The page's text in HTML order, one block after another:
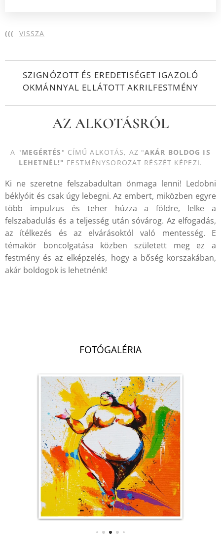
((( VISSZA
SZIGNÓZOTT ÉS EREDETISÉGET IGAZOLÓ
OKMÁNNYAL ELLÁTOTT AKRILFESTMÉNY
AZ ALKOTÁSRÓL
A "MEGÉRTÉS " CÍMŰ ALKOTÁS, AZ "AKÁR BOLDOG IS
LEHETNÉL!" FESTMÉNYSOROZAT RÉSZÉT KÉPEZI.
Ki ne szeretne felszabadultan önmaga lenni! Ledobni
béklyóit és csak úgy lebegni. Az embert, miközben egyre
több impulzus és teher húzza a földre, lelke a
felszabadulás és a teljesség után sóvárog. Az elfogadás,
az ítélkezés és az elvárásoktól való mentesség. E
témakör boncolgatása közben született meg ez a
festmény és az elképzelés, hogy a bőség korszakában,
akár boldogok is lehetnénk!
FOTÓGALÉRIA